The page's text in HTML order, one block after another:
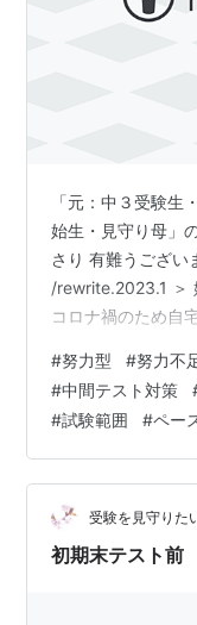
「元：中３受験生
始生・見守り母」
さり 有難うござい
/rewrite.2023.1 ＞
コロナ禍のため自
う感じたか 聞いて
は長く感じました
夏休み～今日まで
初めて受ける 前期
多くの時間がある
#努力型 #努力不
#中間テスト対策
#試験範囲 #ペー
受験を見守りた
初期末テスト前